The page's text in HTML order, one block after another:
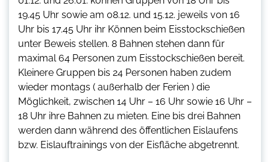
19.45 Uhr sowie am 08.12. und 15.12. jeweils von 16
Uhr bis 17.45 Uhr ihr Können beim Eisstockschießen
unter Beweis stellen. 8 Bahnen stehen dann für
maximal 64 Personen zum Eisstockschießen bereit.
Kleinere Gruppen bis 24 Personen haben zudem
wieder montags ( außerhalb der Ferien ) die
Möglichkeit, zwischen 14 Uhr – 16 Uhr sowie 16 Uhr –
18 Uhr ihre Bahnen zu mieten. Eine bis drei Bahnen
werden dann während des öffentlichen Eislaufens
bzw. Eislauftrainings von der Eisfläche abgetrennt.